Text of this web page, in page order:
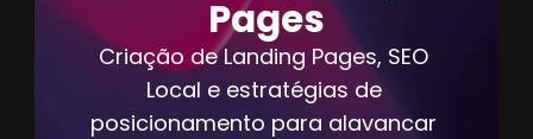
Pages
Criação de Landing Pages, SEO
Local e estratégias de
posicionamento para alavancar